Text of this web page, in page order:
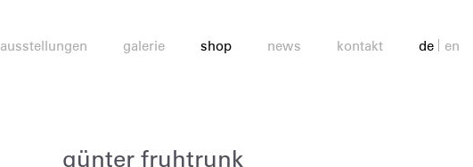
ausstellungen galerie shop news kontakt de en
günter fruhtrunk